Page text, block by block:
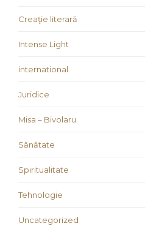
Creaţie literară
Intense Light
international
Juridice
Misa – Bivolaru
Sănătate
Spiritualitate
Tehnologie
Uncategorized